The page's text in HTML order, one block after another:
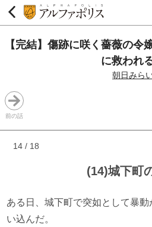
【完結】傷跡に咲く薔薇の令
に救われる
朝日みら
前の話
14 / 18
(14)城下町
ある日、城下町で突如として暴
い込んだ。